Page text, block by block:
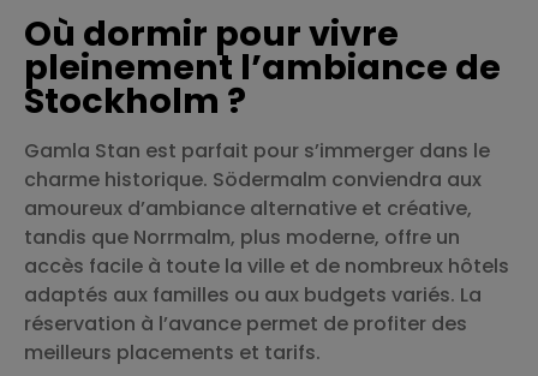
Où dormir pour vivre
pleinement l’ambiance de
Stockholm ?
Gamla Stan est parfait pour s’immerger dans le
charme historique. Södermalm conviendra aux
amoureux d’ambiance alternative et créative,
tandis que Norrmalm, plus moderne, offre un
accès facile à toute la ville et de nombreux hôtels
adaptés aux familles ou aux budgets variés. La
réservation à l’avance permet de profiter des
meilleurs placements et tarifs.